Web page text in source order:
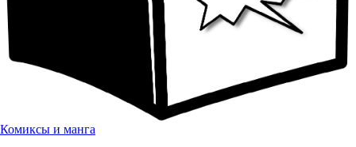
Комиксы и манга